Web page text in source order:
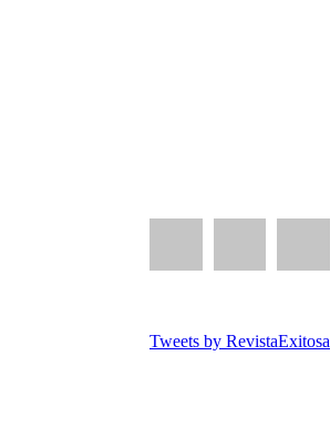
Tweets by RevistaExitosa